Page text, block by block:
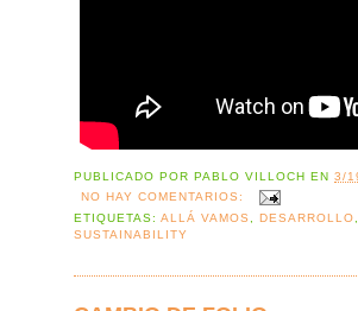
PUBLICADO PORPABLO VILLOCH EN3/
NO HAY COMENTARIOS:
ETIQUETAS:ALLÁ VAMOS ,DESARROLLO
SUSTAINABILITY